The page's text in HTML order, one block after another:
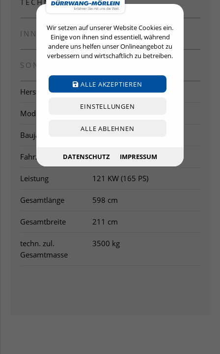
Wir setzen auf unserer Website Cookies ein.
Einige von ihnen sind essentiell, während
andere uns helfen unser Onlineangebot zu
verbessern und wirtschaftlich zu betreiben.
ALLE AKZEPTIEREN
EINSTELLUNGEN
ALLE ABLEHNEN
DATENSCHUTZ IMPRESSUM
INNENAUSSTATTUNG
SONDERAUSSTATTUNG
Hersteller LMC
Modell
Baujahr
Fahrzeugart Reisemobil
Leistung 121 KW (165 PS)
Gesamtlänge 598 cm
Gesamtbreite 211 cm
techn. zul.
Gesamtmasse
3500 kg